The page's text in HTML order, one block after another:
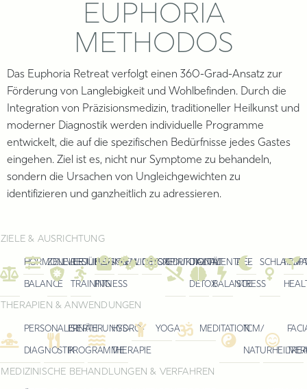
EUPHORIA
METHODOS
Das Euphoria Retreat verfolgt einen 360-Grad-Ansatz zur
Förderung von Langlebigkeit und Wohlbefinden. Durch die
Integration von Präzisionsmedizin, traditioneller Heilkunst und
moderner Diagnostik werden individuelle Programme
entwickelt, die auf die spezifischen Bedürfnisse jedes Gastes
eingehen. Ziel ist es, nicht nur Symptome zu behandeln,
sondern die Ursachen von Ungleichgewichten zu
identifizieren und ganzheitlich zu adressieren.
ZIELE & AUSRICHTUNG
HORMONELLE
BALANCE
ZELLVERJÜNGUNG
RESILIENZ-
TRAINING
PERSONAL
FITNESS
GEWICHTSREDUKTION
DETOXSPIRITUALITÄT
DIGITAL
DETOX
MENTALE
BALANCE
DE-
STRESS
THERAPIEN & ANWENDUNGEN
PERSONALISIERTE
DIAGNOSTIK
ERNÄHRUNGS-
PROGRAMME
HYDRO-
THERAPIE
YOGA MEDITATIONTCM/
MEDIZINISCHE BEHANDLUNGEN & VERFAHREN